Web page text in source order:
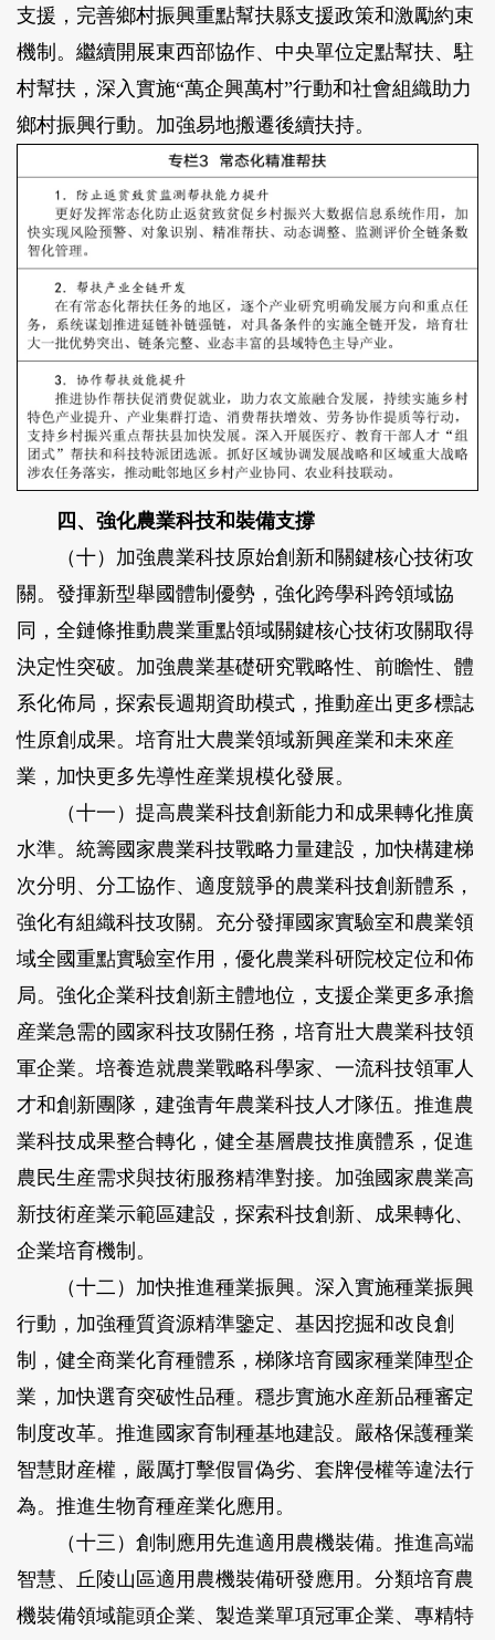
支援，完善鄉村振興重點幫扶縣支援政策和激勵約束
機制。繼續開展東西部協作、中央單位定點幫扶、駐
村幫扶，深入實施“萬企興萬村”行動和社會組織助力
鄉村振興行動。加強易地搬遷後續扶持。
四、強化農業科技和裝備支撐
（十）加強農業科技原始創新和關鍵核心技術攻
關。 發揮新型舉國體制優勢，強化跨學科跨領域協
同，全鏈條推動農業重點領域關鍵核心技術攻關取得
決定性突破。加強農業基礎研究戰略性、前瞻性、體
系化佈局，探索長週期資助模式，推動産出更多標誌
性原創成果。培育壯大農業領域新興産業和未來産
業，加快更多先導性産業規模化發展。
（十一）提高農業科技創新能力和成果轉化推廣
水準。 統籌國家農業科技戰略力量建設，加快構建梯
次分明、分工協作、適度競爭的農業科技創新體系，
強化有組織科技攻關。充分發揮國家實驗室和農業領
域全國重點實驗室作用，優化農業科研院校定位和佈
局。強化企業科技創新主體地位，支援企業更多承擔
産業急需的國家科技攻關任務，培育壯大農業科技領
軍企業。培養造就農業戰略科學家、一流科技領軍人
才和創新團隊，建強青年農業科技人才隊伍。推進農
業科技成果整合轉化，健全基層農技推廣體系，促進
農民生産需求與技術服務精準對接。加強國家農業高
新技術産業示範區建設，探索科技創新、成果轉化、
企業培育機制。
（十二）加快推進種業振興。 深入實施種業振興
行動，加強種質資源精準鑒定、基因挖掘和改良創
制，健全商業化育種體系，梯隊培育國家種業陣型企
業，加快選育突破性品種。穩步實施水産新品種審定
制度改革。推進國家育制種基地建設。嚴格保護種業
智慧財産權，嚴厲打擊假冒偽劣、套牌侵權等違法行
為。推進生物育種産業化應用。
（十三）創制應用先進適用農機裝備。 推進高端
智慧、丘陵山區適用農機裝備研發應用。分類培育農
機裝備領域龍頭企業、製造業單項冠軍企業、專精特